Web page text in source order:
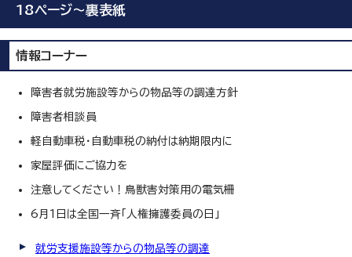
18ページ～裏表紙
情報コーナー
障害者就労施設等からの物品等の調達方針
障害者相談員
軽自動車税・自動車税の納付は納期限内に
家屋評価にご協力を
注意してください！鳥獣害対策用の電気柵
6月1日は全国一斉「人権擁護委員の日」
就労支援施設等からの物品等の調達